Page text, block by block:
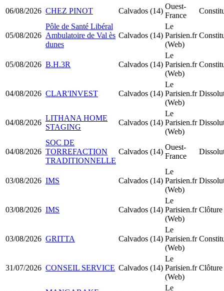
06/08/2026 CHEZ PINOT Calvados (14)
Ouest-
France
05/08/2026
Pôle de Santé Libéral
Ambulatoire de Val ès
dunes
Calvados (14)
Le
Parisien.fr
(Web)
05/08/2026 B.H.3R Calvados (14)
Le
Parisien.fr
(Web)
04/08/2026 CLAR'INVEST Calvados (14)
Le
Parisien.fr
(Web)
04/08/2026
LITHANA HOME
STAGING
Calvados (14)
Le
Parisien.fr
(Web)
04/08/2026
SOC DE
TORREFACTION
TRADITIONNELLE
Calvados (14)
Ouest-
France
03/08/2026 IMS Calvados (14)
Le
Parisien.fr
(Web)
03/08/2026 IMS Calvados (14)
Le
Parisien.fr
(Web)
03/08/2026 GRITTA Calvados (14)
Le
Parisien.fr
(Web)
31/07/2026 CONSEIL SERVICE Calvados (14)
Le
Parisien.fr
(Web)
Le